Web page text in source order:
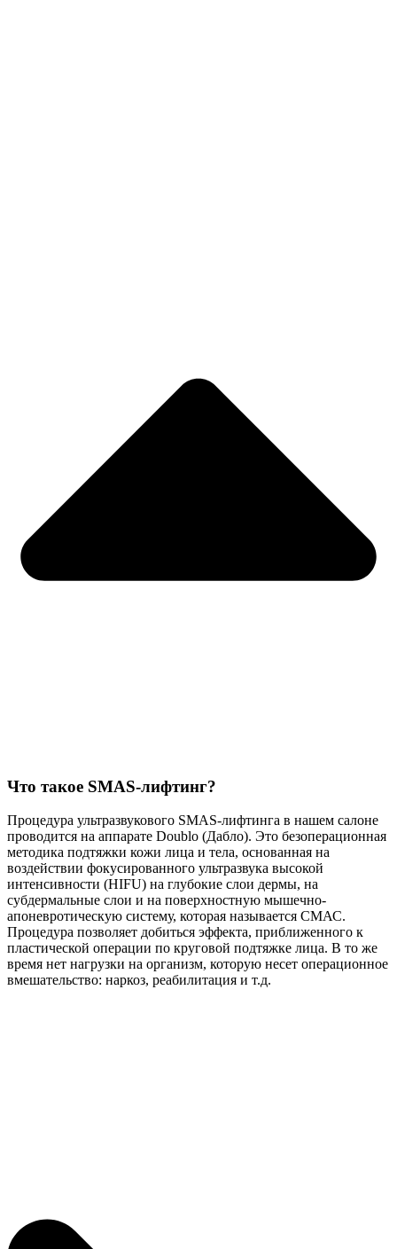
Что такое SMAS-лифтинг?
Процедура ультразвукового SMAS-лифтинга в нашем салоне
проводится на аппарате Doublo (Дабло). Это безоперационная
методика подтяжки кожи лица и тела, основанная на
воздействии фокусированного ультразвука высокой
интенсивности (HIFU) на глубокие слои дермы, на
субдермальные слои и на поверхностную мышечно-
апоневротическую систему, которая называется СМАС.
Процедура позволяет добиться эффекта, приближенного к
пластической операции по круговой подтяжке лица. В то же
время нет нагрузки на организм, которую несет операционное
вмешательство: наркоз, реабилитация и т.д.